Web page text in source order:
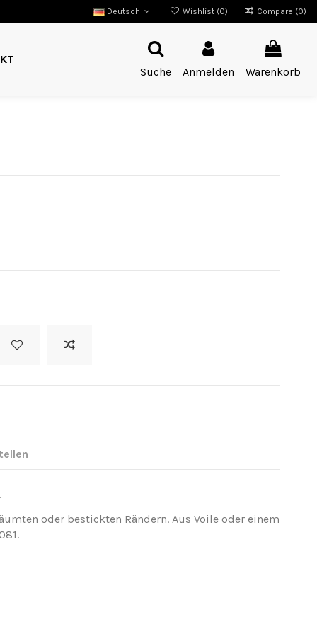
Deutsch Wishlist (0) Compare (0)
Suche
Anmelden Warenkorb
oder bestickten Rändern. Aus Voile oder einem